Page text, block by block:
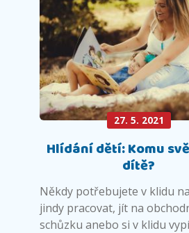
27. 5. 2021
Hlídání dětí: Komu
dítě?
Někdy potřebujete v klidu
jindy pracovat, jít na
schůzku anebo si v klidu